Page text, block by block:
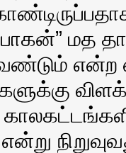
“பாகன்” மத
வேண்டும்